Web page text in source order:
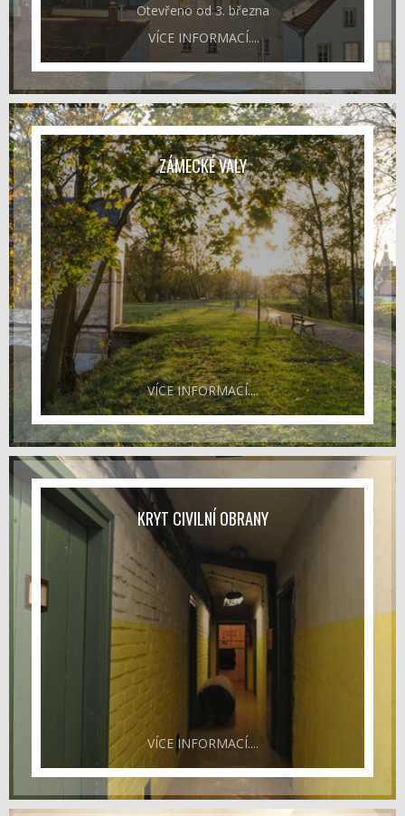
Otevřeno od 3. března
VÍCE INFORMACÍ....
ZÁMECKÉ VALY
VÍCE INFORMACÍ....
KRYT CIVILNÍ OBRANY
VÍCE INFORMACÍ....